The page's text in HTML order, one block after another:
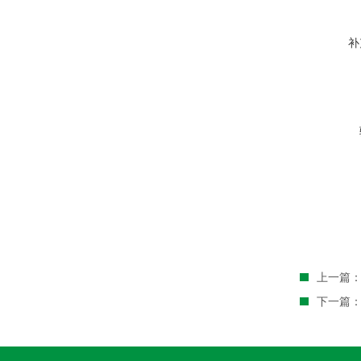
补
上一篇：
下一篇：